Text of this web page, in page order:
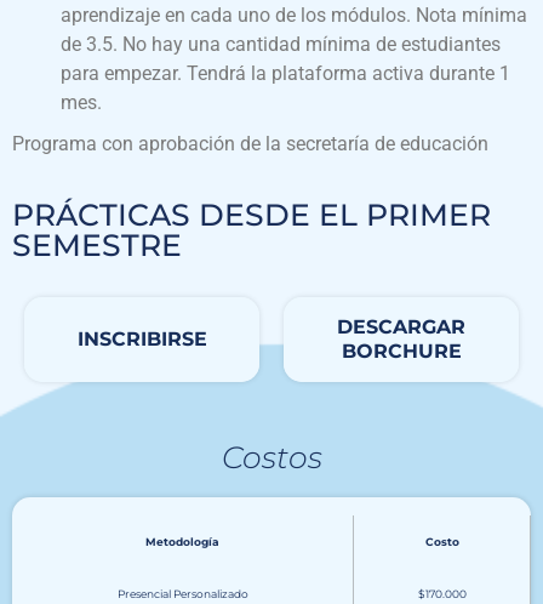
aprendizaje en cada uno de los módulos. Nota mínima
de 3.5. No hay una cantidad mínima de estudiantes
para empezar. Tendrá la plataforma activa durante 1
mes.
Programa con aprobación de la secretaría de educación
PRÁCTICAS DESDE EL PRIMER
SEMESTRE
INSCRIBIRSE
DESCARGAR
BORCHURE
Costos
Metodología Costo
Presencial Personalizado $170.000